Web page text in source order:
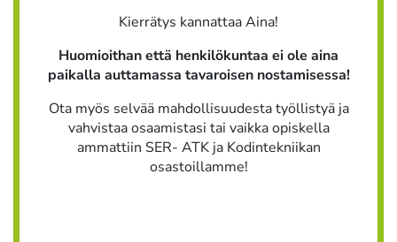
Kierrätys kannattaa Aina!
Huomioithan että henkilökuntaa ei ole aina
paikalla auttamassa tavaroisen nostamisessa!
Ota myös selvää mahdollisuudesta työllistyä ja
vahvistaa osaamistasi tai vaikka opiskella
ammattiin SER- ATK ja Kodintekniikan
osastoillamme!